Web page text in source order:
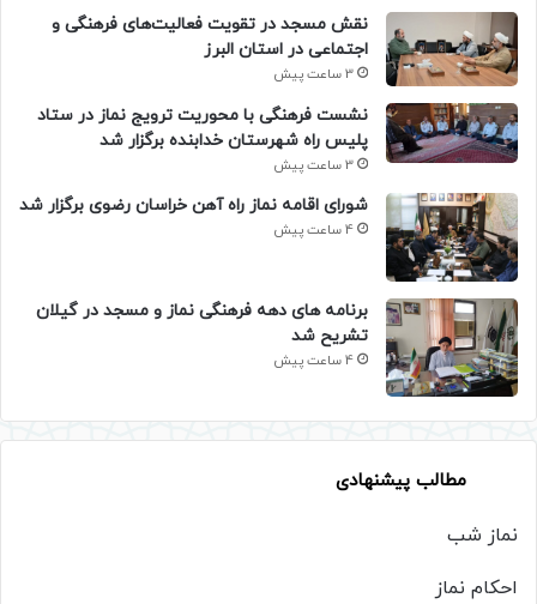
نقش مسجد در تقویت فعالیت‌های فرهنگی و
اجتماعی در استان البرز
3 ساعت پیش
نشست فرهنگی با محوریت ترویج نماز در ستاد
پلیس راه شهرستان خدابنده برگزار شد
3 ساعت پیش
شورای اقامه نماز راه آهن خراسان رضوی برگزار شد
4 ساعت پیش
برنامه های دهه فرهنگی نماز و مسجد در گیلان
تشریح شد
4 ساعت پیش
مطالب پیشنهادی
نماز شب
احکام نماز